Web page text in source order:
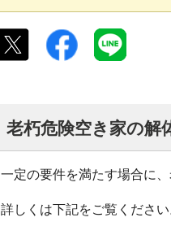
老朽危険空き家の解
一定の要件を満たす場合に
詳しくは下記をご覧ください